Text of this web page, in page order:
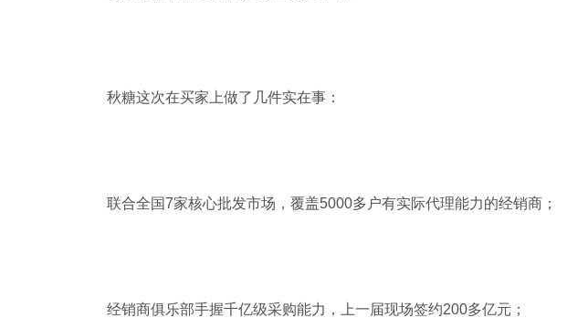
秋糖这次在买家上做了几件实在事：
联合全国7家核心批发市场，覆盖5000多户有实际代理能力的经销商；
经销商俱乐部手握千亿级采购能力，上一届现场签约200多亿元；